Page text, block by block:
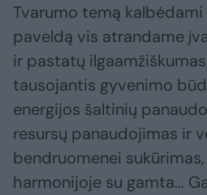
Tvarumo temą
paveldą vis atrandame
ir pastatų
tausojantis gyvenimo
energijos šaltinių
resursų panaudojimas ir
bendruomenei
harmonijoje su gamta...